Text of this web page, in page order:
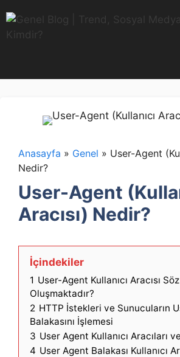
atla
Anasayfa » Genel » User-Agent
Nedir?
User-Agent
Aracısı) Nedir?
İçindekiler
1 User-Agent Kullanıcı Aracısı
Oluşmaktadır?
2 HTTP İstekleri ve Sunucuların
Balakasını İşlemesi
3 User Agent Kullanıcı Aracıları
4 User Agent Balakası Kullanıcı